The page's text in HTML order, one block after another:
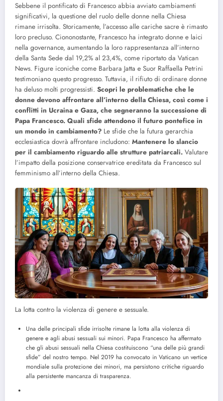
Sebbene il pontificato di Francesco abbia avviato cambiamenti
significativi, la questione del ruolo delle donne nella Chiesa
rimane irrisolta. Storicamente, l’accesso alle cariche sacre è rimasto
loro precluso. Ciononostante, Francesco ha integrato donne e laici
nella governance, aumentando la loro rappresentanza all’interno
della Santa Sede dal 19,2% al 23,4%, come riportato da Vatican
News. Figure iconiche come Barbara Jatta e Suor Raffaella Petrini
testimoniano questo progresso. Tuttavia, il rifiuto di ordinare donne
ha deluso molti progressisti. Scopri le problematiche che le
donne devono affrontare all’interno della Chiesa, così come i
conflitti in Ucraina e Gaza, che segneranno la successione di
Papa Francesco. Quali sfide attendono il futuro pontefice in
un mondo in cambiamento? Le sfide che la futura gerarchia
ecclesiastica dovrà affrontare includono: Mantenere lo slancio
per il cambiamento riguardo alle strutture patriarcali. Valutare
l’impatto della posizione conservatrice ereditata da Francesco sul
femminismo all’interno della Chiesa.
La lotta contro la violenza di genere e sessuale.
Una delle principali sfide irrisolte rimane la lotta alla violenza di
genere e agli abusi sessuali sui minori. Papa Francesco ha affermato
che gli abusi sessuali nella Chiesa costituiscono “una delle più grandi
sfide” del nostro tempo. Nel 2019 ha convocato in Vaticano un vertice
mondiale sulla protezione dei minori, ma persistono critiche riguardo
alla persistente mancanza di trasparenza.